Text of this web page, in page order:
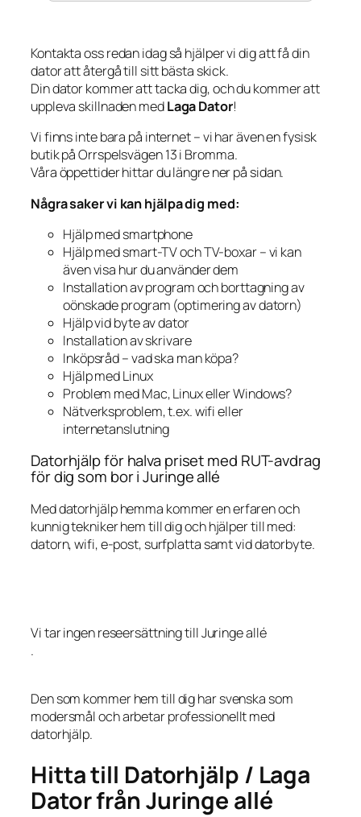
Kontakta oss redan idag så hjälper vi dig att få din
dator att återgå till sitt bästa skick.
Din dator kommer att tacka dig, och du kommer att
uppleva skillnaden medLaga Dator!
Vi finns inte bara på internet – vi har även en fysisk
butik på Orrspelsvägen 13 i Bromma.
Våra öppettider hittar du längre ner på sidan.
Några saker vi kan hjälpa dig med:
Hjälp med smartphone
Hjälp med smart-TV och TV-boxar – vi kan
även visa hur du använder dem
Installation av program och borttagning av
oönskade program (optimering av datorn)
Hjälp vid byte av dator
Installation av skrivare
Inköpsråd – vad ska man köpa?
Hjälp med Linux
Problem med Mac, Linux eller Windows?
Nätverksproblem, t.ex. wifi eller
internetanslutning
Datorhjälp för halva priset med RUT-avdrag
för dig som bor i Juringe allé
Med datorhjälp hemma kommer en erfaren och
kunnig tekniker hem till dig och hjälper till med:
datorn, wifi, e-post, surfplatta samt vid datorbyte.
Vi tar ingen reseersättning till Juringe allé
.
Den som kommer hem till dig har svenska som
modersmål och arbetar professionellt med
datorhjälp.
Hitta till Datorhjälp / Laga
Dator från Juringe allé